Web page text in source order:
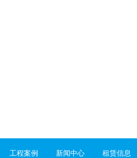
工程案例 新闻中心 租赁信息